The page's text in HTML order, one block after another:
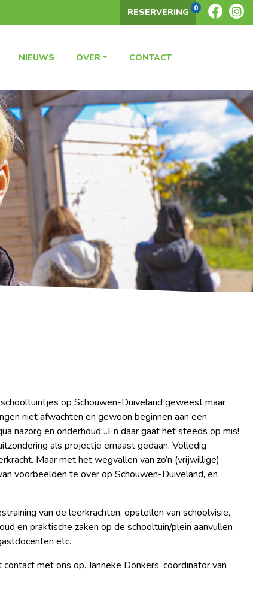
0
RESERVERING
NIEUWS OVER CONTACT
op Schouwen-Duiveland geweest maar
niet afwachten en gewoon beginnen aan een
nazorg en onderhoud…En daar gaat het steeds op mis!
als projectje ernaast gedaan. Volledig
Maar met het wegvallen van zo’n (vrijwillige)
voorbeelden te over op Schouwen-Duiveland, en
van de leerkrachten, opstellen van schoolvisie,
en praktische zaken op de schooltuin/plein aanvullen
etc.
met ons op. Janneke Donkers, coördinator van